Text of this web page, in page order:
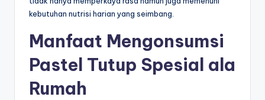
kebutuhan nutrisi harian yang seimbang.
Manfaat Mengonsumsi
Pastel Tutup Spesial ala
Rumah